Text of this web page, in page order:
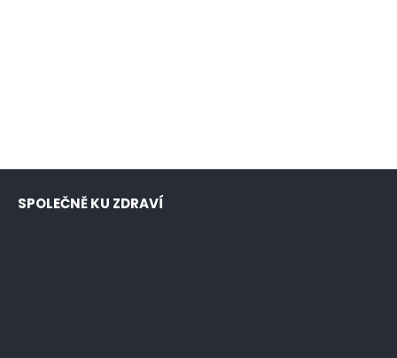
SPOLEČNĚ KU ZDRAVÍ